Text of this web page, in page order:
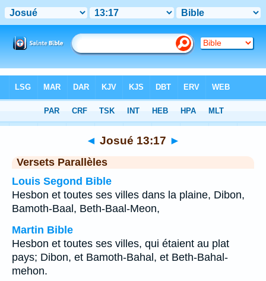
Chapitre 13> Verset 17
◄ Josué 13:17 ►
Versets Parallèles
Louis Segond Bible
Hesbon et toutes ses villes dans la plaine, Dibon,
Bamoth-Baal, Beth-Baal-Meon,
Martin Bible
Hesbon et toutes ses villes, qui étaient au plat
pays; Dibon, et Bamoth-Bahal, et Beth-Bahal-
mehon.